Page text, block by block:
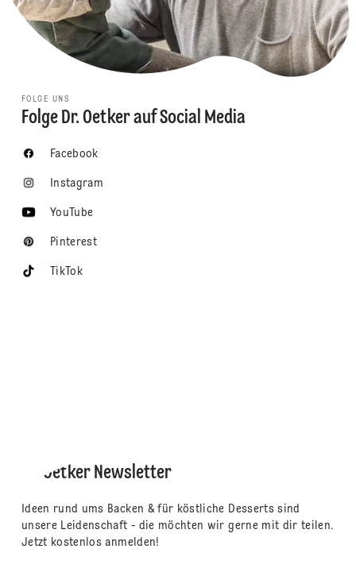
FOLGE UNS
Folge Dr. Oetker auf Social Media
Facebook
Instagram
YouTube
Pinterest
TikTok
Dr. Oetker Newsletter
Ideen rund ums Backen & für köstliche Desserts sind
unsere Leidenschaft - die möchten wir gerne mit dir teilen.
Jetzt kostenlos anmelden!